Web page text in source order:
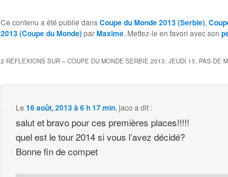
Ce contenu a été publié dansCoupe du Monde 2013 (Serbie),
2013 (Coupe du Monde)parMaxime. Mettez-le en favori avec son
2 RÉFLEXIONS SUR « COUPE DU MONDE SERBIE 2013: JEUDI 15, PAS DE
Le16 août, 2013 à 6 h 17 min,jaco a dit :
salut et bravo pour ces premières places!!!!!
quel est le tour 2014 si vous l’avez décidé?
Bonne fin de compet